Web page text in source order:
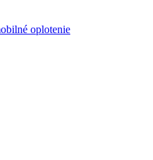
oplotenie